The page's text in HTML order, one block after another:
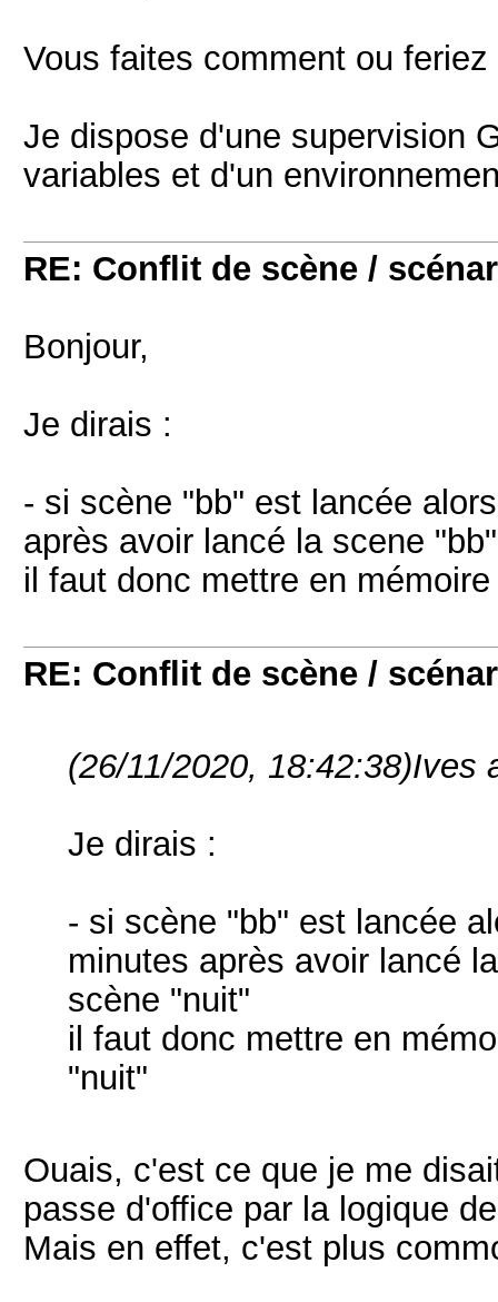
Vous faites comment ou
Je dispose d'une supervision
variables et d'un
RE: Conflit de scène /
Bonjour,
Je dirais :
- si scène "bb" est lancée
après avoir lancé la scene
il faut donc mettre en
RE: Conflit de scène /
(26/11/2020, 18:42:38)Ives
Je dirais :
- si scène "bb" est lancée
minutes après avoir lancé
scène "nuit"
il faut donc mettre en
"nuit"
Ouais, c'est ce que je me
passe d'office par la logique
Mais en effet, c'est plus